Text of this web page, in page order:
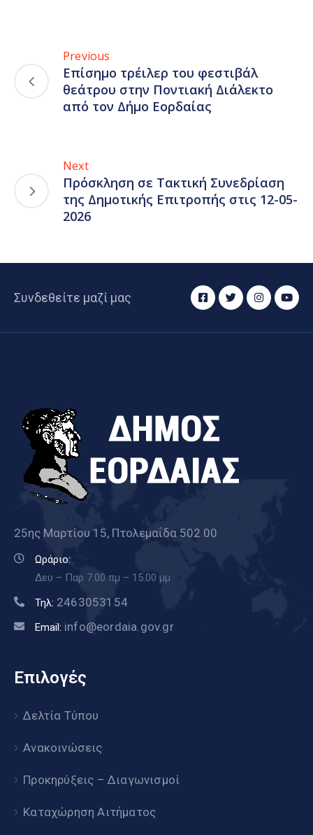
Previous
Επίσημο τρέιλερ του φεστιβάλ
θεάτρου στην Ποντιακή Διάλεκτο
από τον Δήμο Εορδαίας
Next
Πρόσκληση σε Τακτική Συνεδρίαση
της Δημοτικής Επιτροπής στις 12-05-
2026
Συνδεθείτε μαζί μας
25ης Μαρτίου 15, Πτολεμαΐδα 502 00
Ωράριο:
Δευ – Παρ 7.00 πμ – 15.00 μμ
Τηλ: 2463053154
Email: info@eordaia.gov.gr
Επιλογές
Δελτία Τύπου
Ανακοινώσεις
Προκηρύξεις – Διαγωνισμοί
Καταχώρηση Αιτήματος